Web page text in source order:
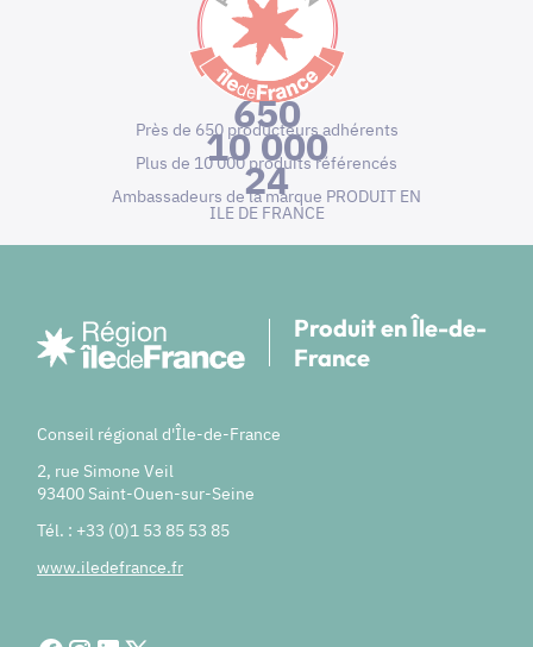
650
Près de 650 producteurs adhérents
10 000
Plus de 10 000 produits référencés
24
Ambassadeurs de la marque PRODUIT EN
ILE DE FRANCE
Produit en Île-de-
France
Conseil régional d'Île-de-France
2, rue Simone Veil
93400 Saint-Ouen-sur-Seine
Tél. : +33 (0)1 53 85 53 85
www.iledefrance.fr